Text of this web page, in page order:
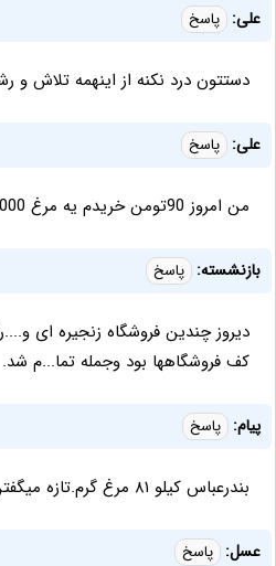
علی: پاسخ
دستتون درد نکنه از اینهمه تلاش و
علی: پاسخ
من امروز 90تومن خریدم یه مرغ 210000تومن شد
بازنشسته: پاسخ
دیروز چندین فروشگاه زنجیره ای
کف فروشگاهها بود وجمله تما...م شد.
پیام: پاسخ
بندرعباس کیلو ۸۱ مرغ گرم.تازه میگفتن میخاد بشه ۹۰
عسل: پاسخ